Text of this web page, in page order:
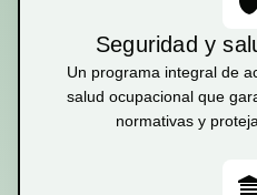
Seguridad y
Un programa integral de
salud ocupacional que
normativas y